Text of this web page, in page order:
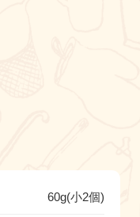
60g(小2個)